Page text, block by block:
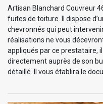
Artisan Blanchard Couvreur
fuites de toiture. Il dispose
chevronnés qui peut
réalisations ne vous
appliqués par ce prestataire,
directement auprès de son
détaillé. Il vous établira le